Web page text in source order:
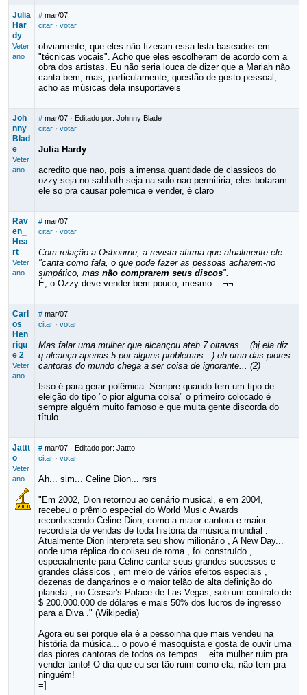
Julia
Har
dy
Veter
ano
# mar/07
citar· votar
obviamente, que eles não fizeram essa lista baseados em
"técnicas vocais". Acho que eles escolheram de acordo com a
obra dos artistas. Eu não seria louca de dizer que a Mariah não
canta bem, mas, particulamente, questão de gosto pessoal,
acho as músicas dela insuportáveis
Joh
nny
Blad
e
Veter
ano
# mar/07· Editado por: Johnny Blade
citar· votar
Julia Hardy
acredito que nao, pois a imensa quantidade de classicos do
ozzy seja no sabbath seja na solo nao permitiria, eles botaram
ele so pra causar polemica e vender, é claro
Rav
en_
Hea
rt
Veter
ano
# mar/07
citar· votar
Com relação a Osbourne, a revista afirma que atualmente ele
"canta como fala, o que pode fazer as pessoas acharem-no
simpático, mas não comprarem seus discos".
É, o Ozzy deve vender bem pouco, mesmo... ¬¬
Carl
os
Hen
riqu
e 2
Veter
ano
# mar/07
citar· votar
Mas falar uma mulher que alcançou ateh 7 oitavas... (hj ela diz
q alcança apenas 5 por alguns problemas...) eh uma das piores
cantoras do mundo chega a ser coisa de ignorante... (2)
Isso é para gerar polêmica. Sempre quando tem um tipo de
eleição do tipo "o pior alguma coisa" o primeiro colocado é
sempre alguém muito famoso e que muita gente discorda do
título.
Jattt
o
Veter
ano
# mar/07· Editado por: Jattto
citar· votar
Ah... sim... Celine Dion... rsrs
"Em 2002, Dion retornou ao cenário musical, e em 2004,
recebeu o prêmio especial do World Music Awards
reconhecendo Celine Dion, como a maior cantora e maior
recordista de vendas de toda história da música mundial .
Atualmente Dion interpreta seu show milionário , A New Day...
onde uma réplica do coliseu de roma , foi construído ,
especialmente para Celine cantar seus grandes sucessos e
grandes clássicos , em meio de vários efeitos especiais ,
dezenas de dançarinos e o maior telão de alta definição do
planeta , no Ceasar's Palace de Las Vegas, sob um contrato de
$ 200.000.000 de dólares e mais 50% dos lucros de ingresso
para a Diva ." (Wikipedia)
Agora eu sei porque ela é a pessoinha que mais vendeu na
história da música... o povo é masoquista e gosta de ouvir uma
das piores cantoras de todos os tempos... eita mulher ruim pra
vender tanto! O dia que eu ser tão ruim como ela, não tem pra
ninguém!
=]